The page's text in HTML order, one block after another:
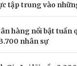
tập trung vào
hàng nổi bật tuần
nhân sự